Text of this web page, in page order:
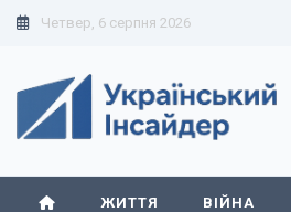
Четвер, 6 серпня 2026
ЖИТТЯ ВІЙНА